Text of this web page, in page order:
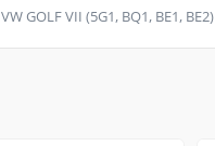
VW GOLF VII (5G1, BQ1, BE1, BE2)